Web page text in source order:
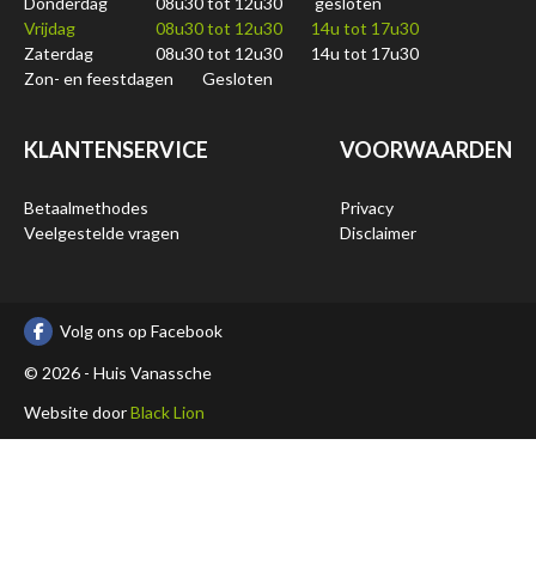
Vrijdag
08u30 tot 12u30
14u tot 17u30
Zaterdag
08u30 tot 12u30
14u tot 17u30
Zon- en feestdagen
Gesloten
KLANTENSERVICE
Betaalmethodes
Veelgestelde vragen
VOORWAARDEN
Privacy
Disclaimer
Volg ons op Facebook
© 2026 - Huis Vanassche
Website doorBlack Lion